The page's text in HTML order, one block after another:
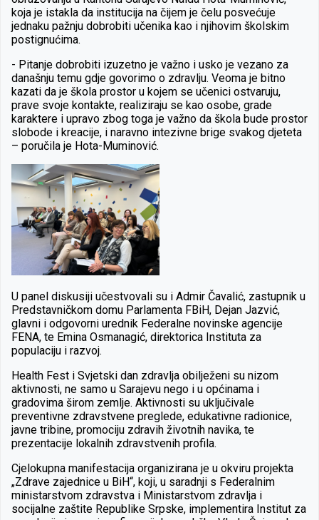
koja je istakla da institucija na čijem je čelu posvećuje
jednaku pažnju dobrobiti učenika kao i njihovim školskim
postignućima.
- Pitanje dobrobiti izuzetno je važno i usko je vezano za
današnju temu gdje govorimo o zdravlju. Veoma je bitno
kazati da je škola prostor u kojem se učenici ostvaruju,
prave svoje kontakte, realiziraju se kao osobe, grade
karaktere i upravo zbog toga je važno da škola bude prostor
slobode i kreacije, i naravno intezivne brige svakog djeteta
– poručila je Hota-Muminović.
U panel diskusiji učestvovali su i Admir Čavalić, zastupnik u
Predstavničkom domu Parlamenta FBiH, Dejan Jazvić,
glavni i odgovorni urednik Federalne novinske agencije
FENA, te Emina Osmanagić, direktorica Instituta za
populaciju i razvoj.
Health Fest i Svjetski dan zdravlja obilježeni su nizom
aktivnosti, ne samo u Sarajevu nego i u općinama i
gradovima širom zemlje. Aktivnosti su uključivale
preventivne zdravstvene preglede, edukativne radionice,
javne tribine, promociju zdravih životnih navika, te
prezentacije lokalnih zdravstvenih profila.
Cjelokupna manifestacija organizirana je u okviru projekta
„Zdrave zajednice u BiH“, koji, u saradnji s Federalnim
ministarstvom zdravstva i Ministarstvom zdravlja i
socijalne zaštite Republike Srpske, implementira Institut za